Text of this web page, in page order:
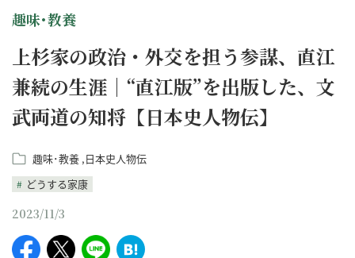
趣味･教養
上杉家の政治・外交を担う参謀、直江
兼続の生涯｜“直江版”を出版した、文
武両道の知将【日本史人物伝】
趣味･教養 日本史人物伝
どうする家康
2023/11/3